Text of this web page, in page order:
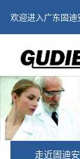
欢迎进入广东固迪
走近固迪安